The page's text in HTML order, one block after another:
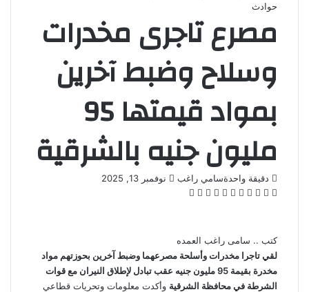
حوادث
مصرع تاجرى مخدرات
وسلاح وضبط آخرين
بمواد قيمتها 95
مليون جنيه بالشرقية
سامي راغب
أرسل
نوفمبر 13, 2025
دقيقة واحدة
فيسبوك
‫X لينكدإنبينتيريست
‫Pocket
واتساب
تيلقرام
ڤايبر
كتب .. سامى راغب العمده
لقي تاجرا مخدرات وأسلحة مصرعهما وضبط آخرين بحوزتهم مواد
مخدرة بقيمة 95 مليون جنيه عقب تبادل لإطلاق النيران مع قوات
الشرطة في محافظة الشرقية وأكدت معلومات وتحريات قطاعي